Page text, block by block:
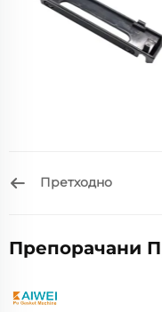
Претходно
Препорачани